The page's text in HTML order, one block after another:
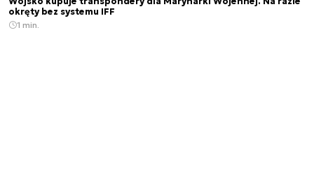
okręty bez systemu IFF
1 min.